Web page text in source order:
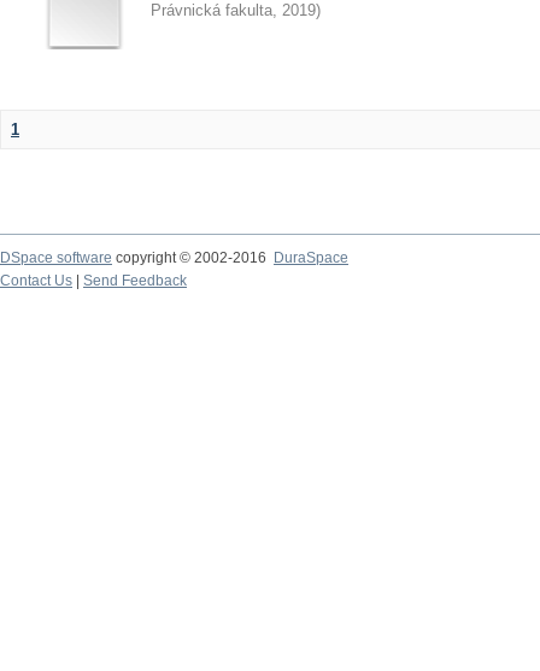
Právnická fakulta, 2019)
1
DSpace software copyright © 2002-2016
DuraSpace
Contact Us
Send Feedback